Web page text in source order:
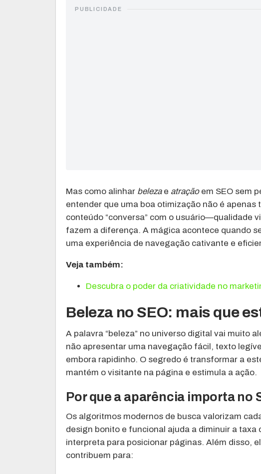
PUBLICIDADE
Mas como alinhar belezae atraçãoem SEO sem
entender que uma boa otimização não é
conteúdo “conversa” com o usuário—qualidade
fazem a diferença. A mágica acontece quando
uma experiência de navegação cativante e
Veja também:
Descubra o poder da criatividade no
Beleza no SEO: mais que
A palavra “beleza” no universo digital vai muito
não apresentar uma navegação fácil, texto
embora rapidinho. O segredo é transformar a
mantém o visitante na página e estimula a ação.
Por que a aparência importa no
Os algoritmos modernos de busca valorizam
design bonito e funcional ajuda a diminuir a
interpreta para posicionar páginas. Além disso,
contribuem para: